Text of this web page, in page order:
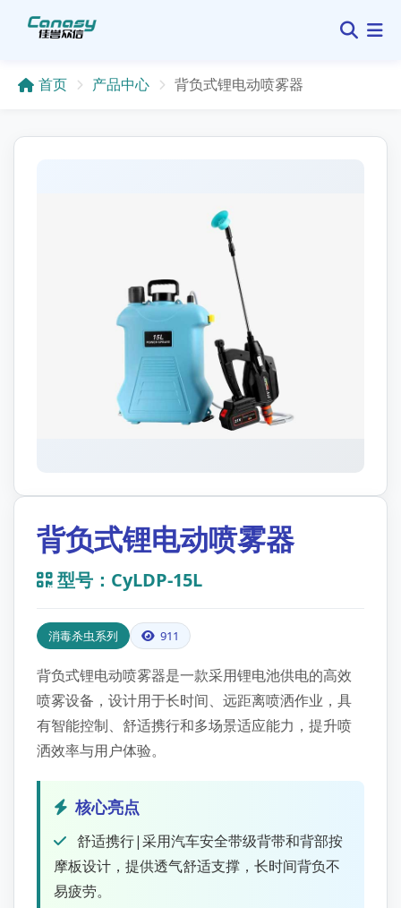
首页 产品中心 背负式锂电动喷雾器
背负式锂电动喷雾器
型号：CyLDP-15L
消毒杀虫系列 911
背负式锂电动喷雾器是一款采用锂电池供电的高效
喷雾设备，设计用于长时间、远距离喷洒作业，具
有智能控制、舒适携行和多场景适应能力，提升喷
洒效率与用户体验。
核心亮点
舒适携行|采用汽车安全带级背带和背部按
摩板设计，提供透气舒适支撑，长时间背负不
易疲劳。